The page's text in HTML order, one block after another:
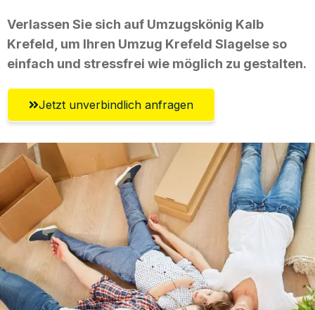
Verlassen Sie sich auf Umzugskönig Kalb
Krefeld, um Ihren Umzug Krefeld Slagelse so
einfach und stressfrei wie möglich zu gestalten.
Jetzt unverbindlich anfragen